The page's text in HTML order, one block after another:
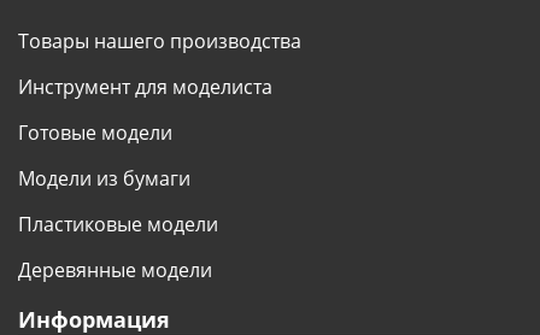
Товары нашего производства
Инструмент для моделиста
Готовые модели
Модели из бумаги
Пластиковые модели
Деревянные модели
Информация